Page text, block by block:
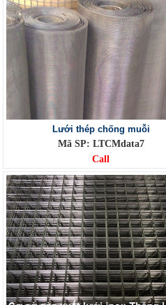
Lưới thép chống muỗi
Mã SP: LTCMdata7
Call